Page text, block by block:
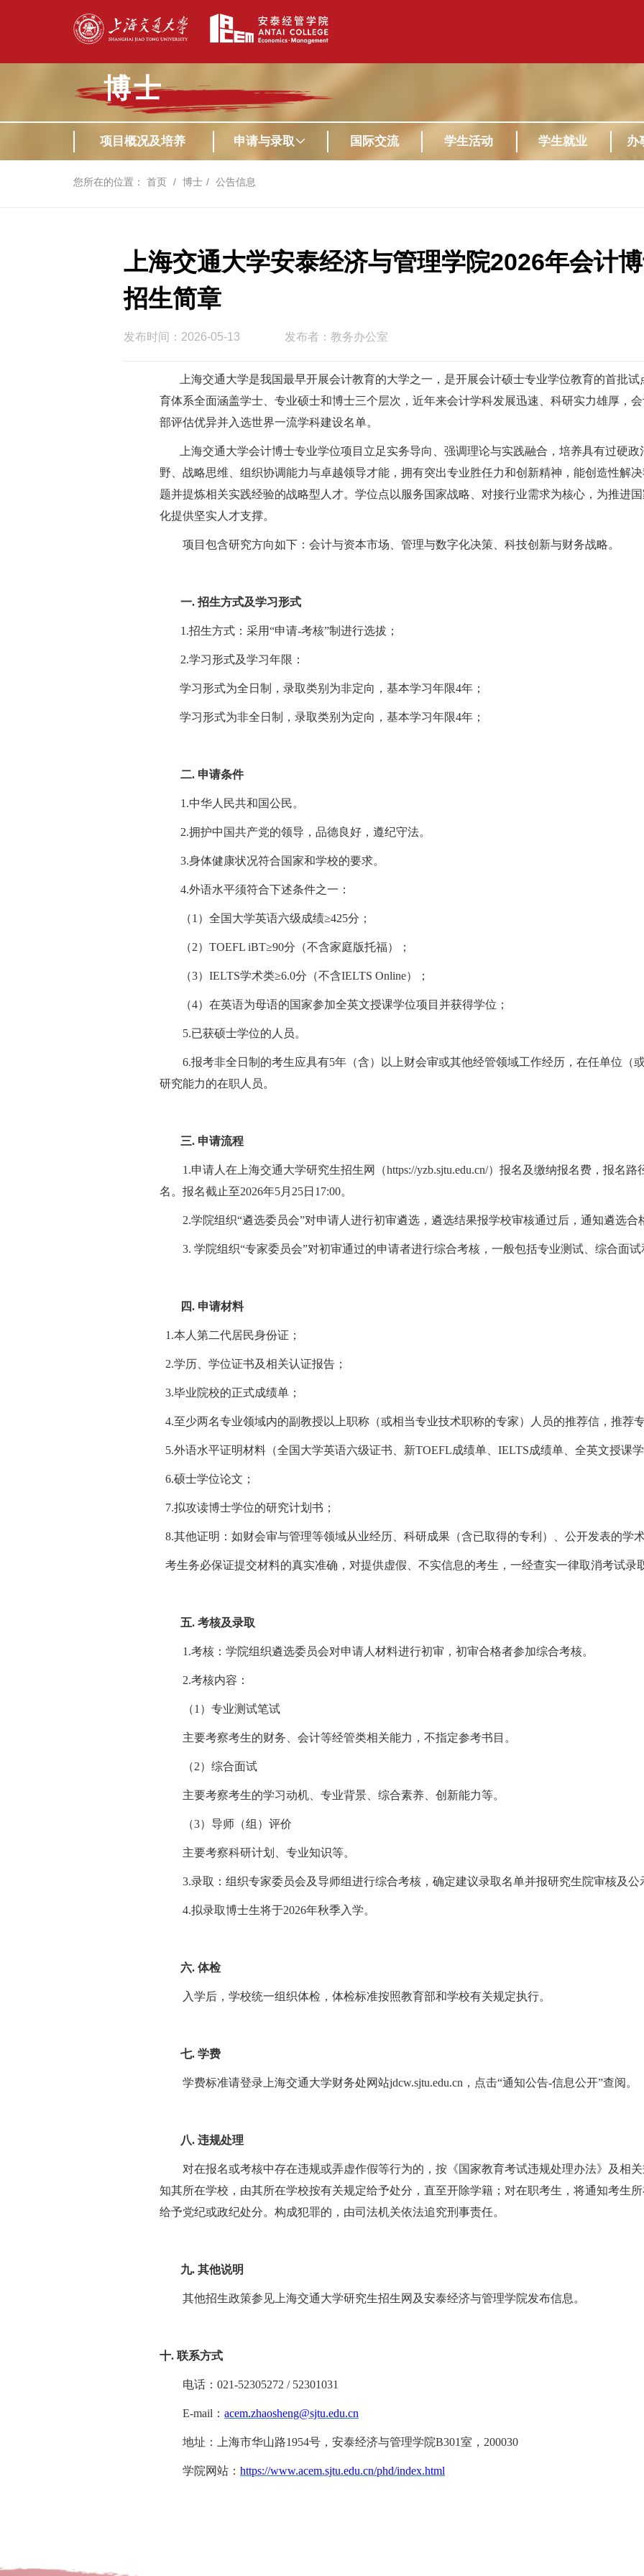
博士
项目概况及培养 申请与录取 国际交流 学生活动 学生就业 办
您所在的位置： 首页 博士 公告信息
上海交通大学安泰经济与管理学院2026年会计
招生简章
发布时间：2026-05-13 发布者：教务办公室
上海交通大学是我国最早开展会计教育的大学之一，是开展会计硕士专业学位教育的首批
育体系全面涵盖学士、专业硕士和博士三个层次，近年来会计学科发展迅速、科研实力雄厚，
部评估优异并入选世界一流学科建设名单。
上海交通大学会计博士专业学位项目立足实务导向、强调理论与实践融合，培养具有过硬
野、战略思维、组织协调能力与卓越领导才能，拥有突出专业胜任力和创新精神，能创造性解
题并提炼相关实践经验的战略型人才。学位点以服务国家战略、对接行业需求为核心，为推进
化提供坚实人才支撑。
项目 包含研究方向如下： 会计与资本市场、管理与数字化决策、科技创新与财务战略。
一. 招生方式及学习形式
1.招生方式：采用“申请-考核”制进行选拔；
2.学习形式及学习年限：
学习形式为全日制，录取类别为非定向，基本学习年限4年；
学习形式为非全日制，录取类别为定向，基本学习年限4年；
二. 申请条件
1.中华人民共和国公民。
2.拥护中国共产党的领导，品德良好，遵纪守法。
3.身体健康状况符合国家和学校的要求。
4.外语水平须符合下述条件之一：
（1）全国大学英语六级成绩≥425分；
（2）TOEFL iBT≥90分（不含家庭版托福）；
（3）IELTS学术类≥6.0分（不含IELTS Online）；
（4）在英语为母语的国家参加全英文授课学位项目并获得学位 ；
5.已获硕士学位的人员。
6.报考非全日制的考生应具有5年（含）以上财会审或其他经管领域工作经历，在任单位（
研究能力的在职人员。
三. 申请流程
1.申请人在上海交通大学研究生招生网（https://yzb.sjtu.edu.cn/）报名及缴纳报名费，报名
名。 报名截止至2026年5月25日17:00。
2.学院组织“遴选委员会”对申请人进行初审遴选，遴选结果报学校审核通过后，通知遴选
3. 学院组织“专家委员会”对初审通过的申请者进行综合考核， 一般包括专业测试、综合面
四. 申请材料
1.本人第二代居民身份证；
2.学历、学位证书及相关认证报告；
3.毕业院校的正式成绩单；
4.至少两名专业领域内的副教授以上职称（或相当专业技术职称的专家）人员的推荐信，推荐
5.外语水平证明材料（全国大学英语六级证书、新TOEFL成绩单、 IELTS成绩单、全英文授课
6.硕士学位论文；
7.拟攻读博士学位的研究计划书；
8.其他证明：如财会审与管理等领域从业经历、科研成果（含已取得的专利）、公开发表的学
考生务必保证提交材料的真实准确，对提供虚假、不实信息的考生，一经查实一律取消考试录
五. 考核及录取
1.考核：学院组织遴选委员会对申请人材料进行初审，初审合格者参加综合考核。
2.考核内容：
（1 ）专业测试笔试
主要考察考生的财务、会计等经管类相关能力，不指定参考书目。
（2）综合面试
主要考察考生的学习动机、专业背景、综合素养、创新能力等。
（3）导师（组）评价
主要考察科研计划、专业知识等。
3.录取：组织专家委员会及导师组进行综合考核，确定建议录取名单并报研究生院审核及公
4.拟录取博士生将于2026年秋季入学。
六. 体检
入学后，学校统一组织体检，体检标准按照教育部和学校有关规定执行。
七. 学费
学费标准请登录上海交通大学财务处网站jdcw.sjtu.edu.cn，点击“通知公告-信息公开”查阅。
八. 违规处理
对在报名或考核中存在违规或弄虚作假等行为的，按《国家教育考试违规处理办法》及相
知其所在学校，由其所在学校按有关规定给予处分，直至开除学籍；对在职考生，将通知考生
给予党纪或政纪处分。构成犯罪的，由司法机关依法追究刑事责任。
九. 其他说明
其他招生政策参见上海交通大学研究生招生网及安泰经济与管理学院发布信息。
十. 联系方式
电话： 021-52305272 / 52301031
E-mail ： acem.zhaosheng@sjtu.edu.cn
地址：上海市华山路1954号，安泰经济与管理学院B301室， 200030
学院网站 ： https://www.acem.sjtu.edu.cn/phd/index.html